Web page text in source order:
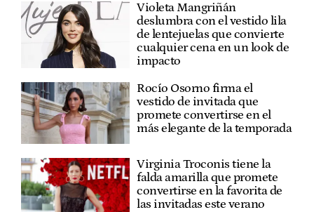
Violeta Mangriñán
deslumbra con el vestido lila
de lentejuelas que convierte
cualquier cena en un look de
impacto
Rocío Osorno firma el
vestido de invitada que
promete convertirse en el
más elegante de la temporada
Virginia Troconis tiene la
falda amarilla que promete
convertirse en la favorita de
las invitadas este verano